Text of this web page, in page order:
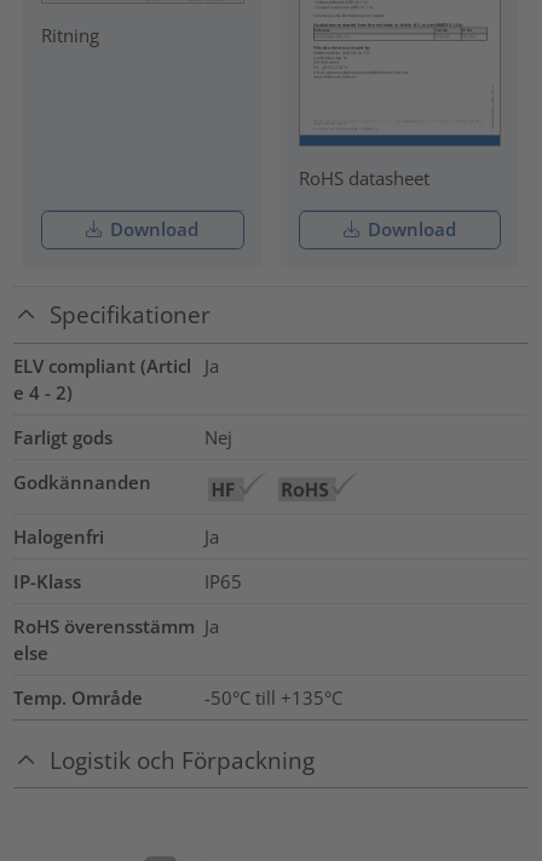
Ritning
Download
RoHS datasheet
Download
Specifikationer
ELV compliant (Articl
e 4 - 2)
Ja
Farligt gods
Nej
Godkännanden
Halogenfri
Ja
IP-Klass
IP65
RoHS överensstämm
else
Ja
Temp. Område -50°C till +135°C
Logistik och Förpackning